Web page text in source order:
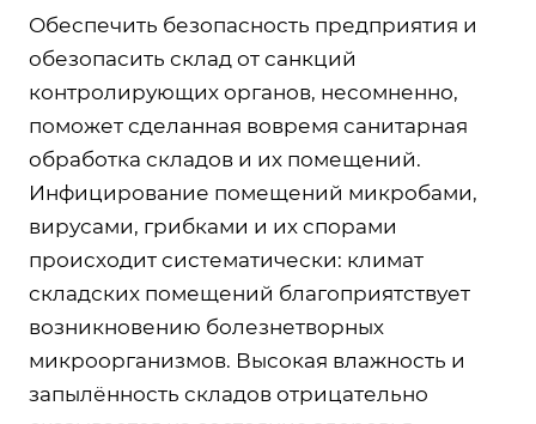
Обеспечить безопасность предприятия и
обезопасить склад от санкций
контролирующих органов, несомненно,
поможет сделанная вовремя санитарная
обработка складов и их помещений.
Инфицирование помещений микробами,
вирусами, грибками и их спорами
происходит систематически: климат
складских помещений благоприятствует
возникновению болезнетворных
микроорганизмов. Высокая влажность и
запылённость складов отрицательно